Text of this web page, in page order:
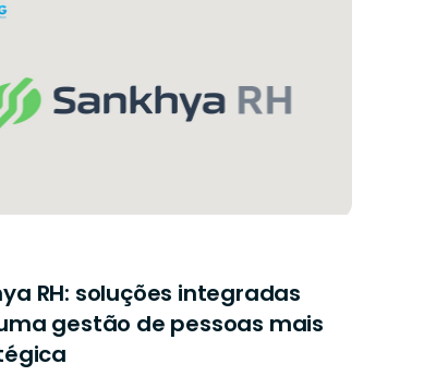
RH: soluções integradas
gestão de pessoas mais